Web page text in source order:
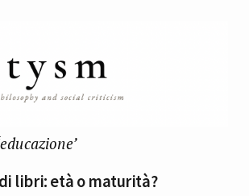
libri: età o maturità?